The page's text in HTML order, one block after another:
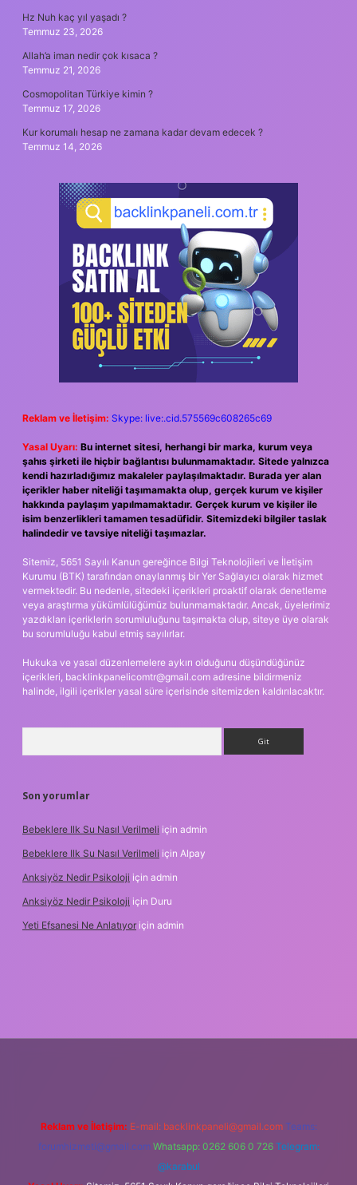
Hz Nuh kaç yıl yaşadı ?
Temmuz 23, 2026
Allah’a iman nedir çok kısaca ?
Temmuz 21, 2026
Cosmopolitan Türkiye kimin ?
Temmuz 17, 2026
Kur korumalı hesap ne zamana kadar devam edecek ?
Temmuz 14, 2026
Reklam ve İletişim: Skype: live:.cid.575569c608265c69
Yasal Uyarı: Bu internet sitesi, herhangi bir marka, kurum veya
şahıs şirketi ile hiçbir bağlantısı bulunmamaktadır. Sitede yalnızca
kendi hazırladığımız makaleler paylaşılmaktadır. Burada yer alan
içerikler haber niteliği taşımamakta olup, gerçek kurum ve kişiler
hakkında paylaşım yapılmamaktadır. Gerçek kurum ve kişiler ile
isim benzerlikleri tamamen tesadüfidir. Sitemizdeki bilgiler taslak
halindedir ve tavsiye niteliği taşımazlar.
Sitemiz, 5651 Sayılı Kanun gereğince Bilgi Teknolojileri ve İletişim
Kurumu (BTK) tarafından onaylanmış bir Yer Sağlayıcı olarak hizmet
vermektedir. Bu nedenle, sitedeki içerikleri proaktif olarak denetleme
veya araştırma yükümlülüğümüz bulunmamaktadır. Ancak, üyelerimiz
yazdıkları içeriklerin sorumluluğunu taşımakta olup, siteye üye olarak
bu sorumluluğu kabul etmiş sayılırlar.
Hukuka ve yasal düzenlemelere aykırı olduğunu düşündüğünüz
içerikleri, backlinkpanelicomtr@gmail.com adresine bildirmeniz
halinde, ilgili içerikler yasal süre içerisinde sitemizden kaldırılacaktır.
Son yorumlar
Bebeklere Ilk Su Nasıl Verilmeli için admin
Bebeklere Ilk Su Nasıl Verilmeli için Alpay
Anksiyöz Nedir Psikoloji için admin
Anksiyöz Nedir Psikoloji için Duru
Yeti Efsanesi Ne Anlatıyor için admin
Reklam ve İletişim: E-mail: backlinkpaneli@gmail.com Teams:
forumhizmeti@gmail.com Whatsapp: 0262 606 0 726 Telegram:
@karabul